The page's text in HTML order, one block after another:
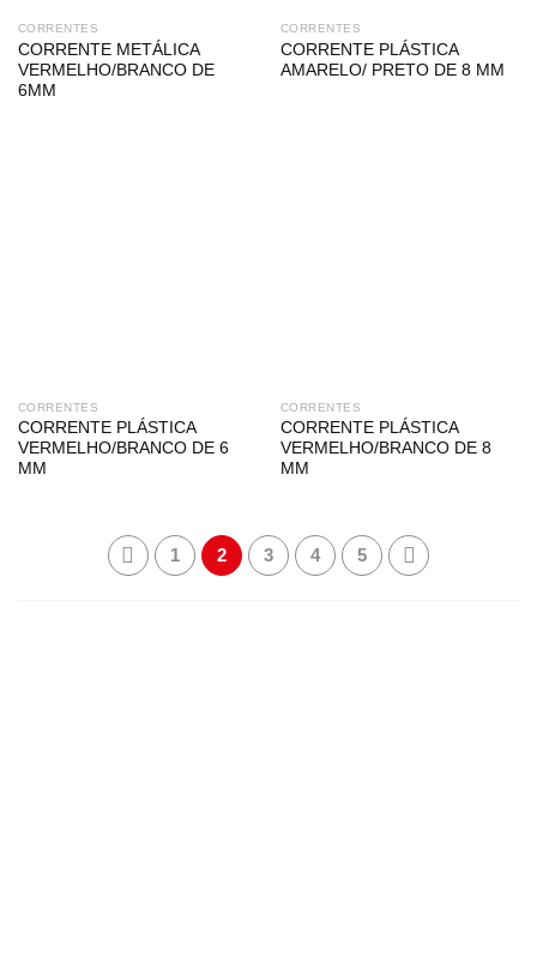
CORRENTES
CORRENTE METÁLICA
VERMELHO/BRANCO DE
6MM
CORRENTES
CORRENTE PLÁSTICA
AMARELO/ PRETO DE 8 MM
CORRENTES
CORRENTE PLÁSTICA
VERMELHO/BRANCO DE 6
MM
CORRENTES
CORRENTE PLÁSTICA
VERMELHO/BRANCO DE 8
MM
1 2 3 4 5